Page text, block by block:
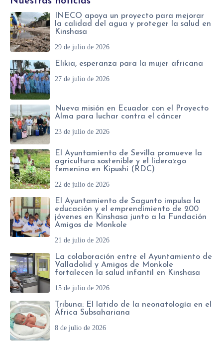
INECO apoya un proyecto para mejorar
la calidad del agua y proteger la salud en
Kinshasa
29 de julio de 2026
Elikia, esperanza para la mujer africana
27 de julio de 2026
Nueva misión en Ecuador con el Proyecto
Alma para luchar contra el cáncer
23 de julio de 2026
El Ayuntamiento de Sevilla promueve la
agricultura sostenible y el liderazgo
femenino en Kipushi (RDC)
22 de julio de 2026
El Ayuntamiento de Sagunto impulsa la
educación y el emprendimiento de 200
jóvenes en Kinshasa junto a la Fundación
Amigos de Monkole
21 de julio de 2026
La colaboración entre el Ayuntamiento de
Valladolid y Amigos de Monkole
fortalecen la salud infantil en Kinshasa
15 de julio de 2026
Tribuna: El latido de la neonatología en el
África Subsahariana
8 de julio de 2026